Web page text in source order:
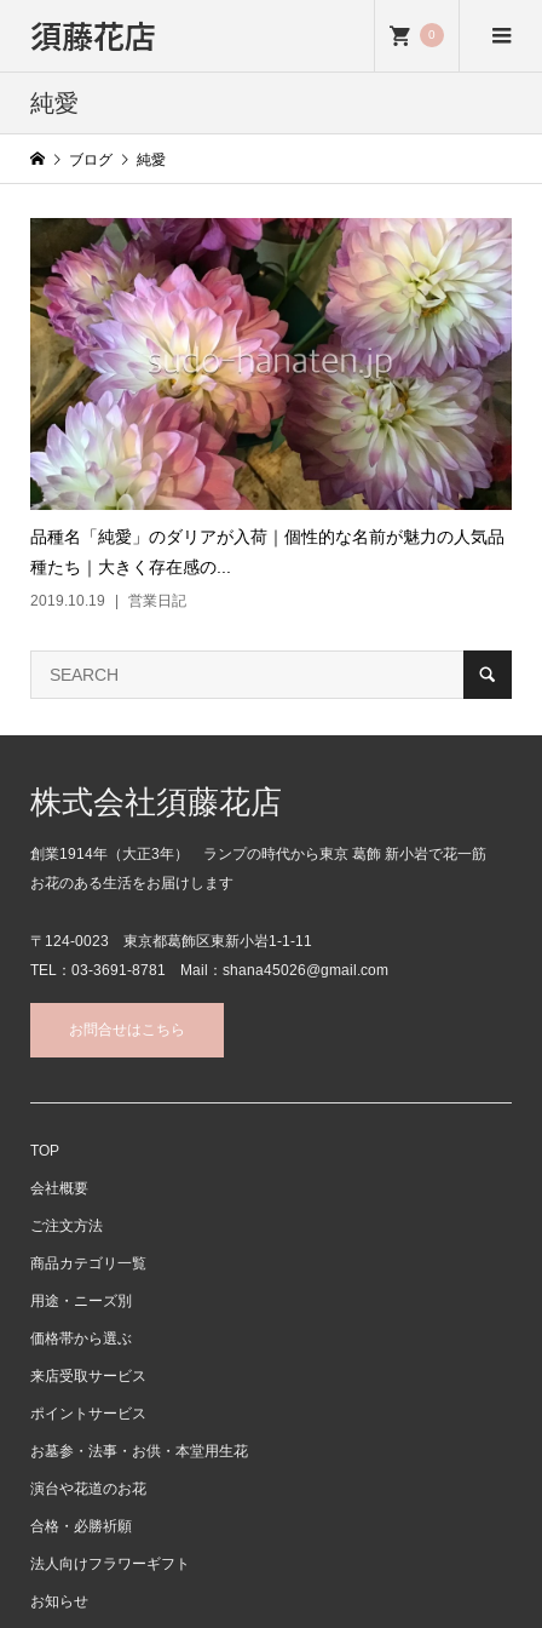
須藤花店 0
純愛
ブログ 純愛
品種名「純愛」のダリアが入荷｜個性的な名前が魅力の人気品
種たち｜大きく存在感の...
2019.10.19 営業日記
株式会社須藤花店
創業1914年（大正3年） ランプの時代から東京 葛飾 新小岩で花一筋
お花のある生活をお届けします
〒124-0023 東京都葛飾区東新小岩1-1-11
TEL：03-3691-8781 Mail：shana45026@gmail.com
お問合せはこちら
TOP
会社概要
ご注文方法
商品カテゴリ一覧
用途・ニーズ別
価格帯から選ぶ
来店受取サービス
ポイントサービス
お墓参・法事・お供・本堂用生花
演台や花道のお花
合格・必勝祈願
法人向けフラワーギフト
お知らせ